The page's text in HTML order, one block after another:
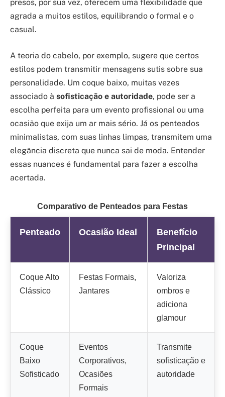
presos, por sua vez, oferecem uma flexibilidade que
agrada a muitos estilos, equilibrando o formal e o
casual.
A teoria do cabelo, por exemplo, sugere que certos
estilos podem transmitir mensagens sutis sobre sua
personalidade. Um coque baixo, muitas vezes
associado à sofisticação e autoridade, pode ser a
escolha perfeita para um evento profissional ou uma
ocasião que exija um ar mais sério. Já os penteados
minimalistas, com suas linhas limpas, transmitem uma
elegância discreta que nunca sai de moda. Entender
essas nuances é fundamental para fazer a escolha
acertada.
Comparativo de Penteados para Festas
Penteado Ocasião Ideal
Benefício
Principal
Coque Alto
Clássico
Festas Formais,
Jantares
Valoriza
ombros e
adiciona
glamour
Coque
Baixo
Sofisticado
Eventos
Corporativos,
Ocasiões
Formais
Transmite
sofisticação e
autoridade